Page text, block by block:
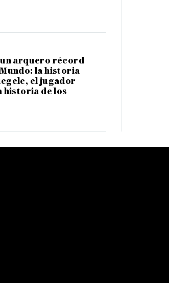
arquero récord
la historia
el jugador
historia de los